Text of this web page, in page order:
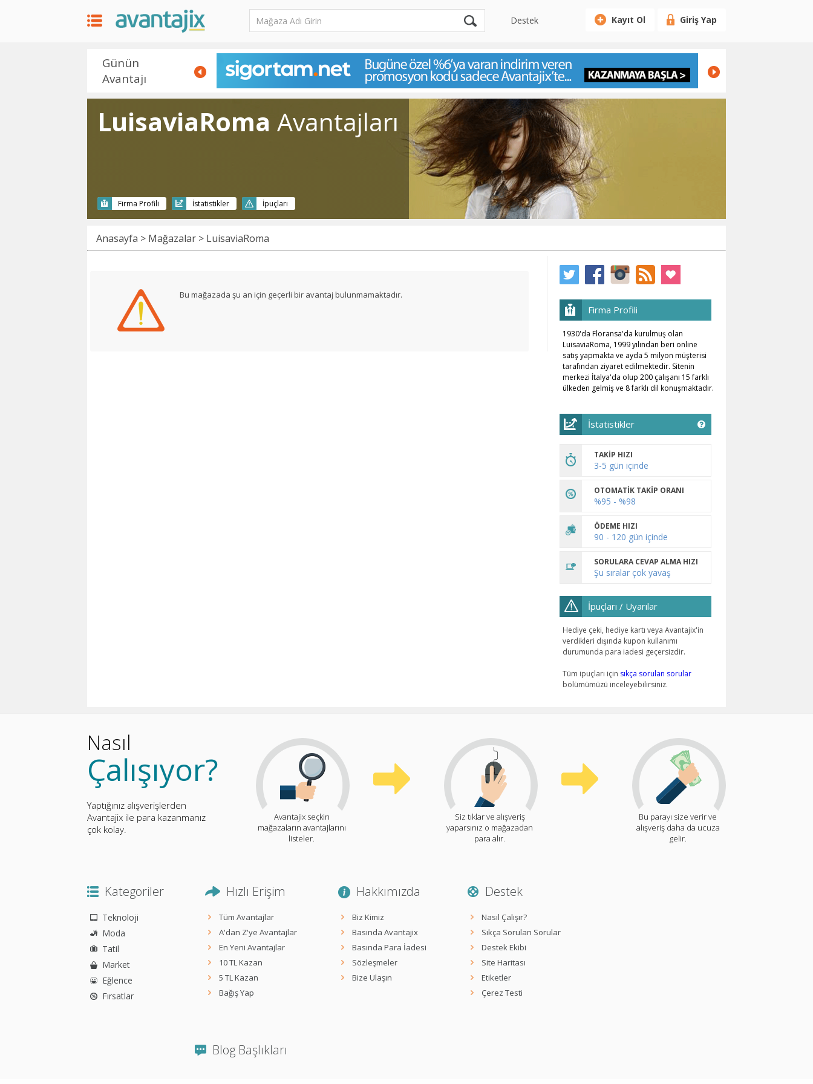
Destek Kayıt Ol Giriş Yap
Günün
Avantajı
LuisaviaRoma Avantajları
Firma Profili İstatistikler İpuçları
Anasayfa > Mağazalar > LuisaviaRoma
Bu mağazada şu an için geçerli bir avantaj bulunmamaktadır.
Firma Profili
1930'da Floransa'da kurulmuş olan
LuisaviaRoma, 1999 yılından beri online
satış yapmakta ve ayda 5 milyon müşterisi
tarafından ziyaret edilmektedir. Sitenin
merkezi İtalya'da olup 200 çalışanı 15 farklı
ülkeden gelmiş ve 8 farklı dil konuşmaktadır.
İstatistikler
TAKİP HIZI
3-5 gün içinde
OTOMATİK TAKİP ORANI
%95 - %98
ÖDEME HIZI
90 - 120 gün içinde
SORULARA CEVAP ALMA HIZI
Şu sıralar çok yavaş
İpuçları / Uyarılar
Hediye çeki, hediye kartı veya Avantajix'in
verdikleri dışında kupon kullanımı
durumunda para iadesi geçersizdir.
Tüm ipuçları için sıkça sorulan sorular
bölümümüzü inceleyebilirsiniz.
Nasıl
Çalışıyor?
Yaptığınız alışverişlerden
Avantajix ile para kazanmanız
çok kolay.
Avantajix seçkin
mağazaların avantajlarını
listeler.
Siz tıklar ve alışveriş
yaparsınız o mağazadan
para alır.
Bu parayı size verir ve
alışveriş daha da ucuza
gelir.
Kategoriler
Teknoloji
Moda
Tatil
Market
Eğlence
Fırsatlar
Hızlı Erişim
Tüm Avantajlar
A'dan Z'ye Avantajlar
En Yeni Avantajlar
10 TL Kazan
5 TL Kazan
Bağış Yap
Hakkımızda
Biz Kimiz
Basında Avantajix
Basında Para İadesi
Sözleşmeler
Bize Ulaşın
Destek
Nasıl Çalışır?
Sıkça Sorulan Sorular
Destek Ekibi
Site Haritası
Etiketler
Çerez Testi
Blog Başlıkları